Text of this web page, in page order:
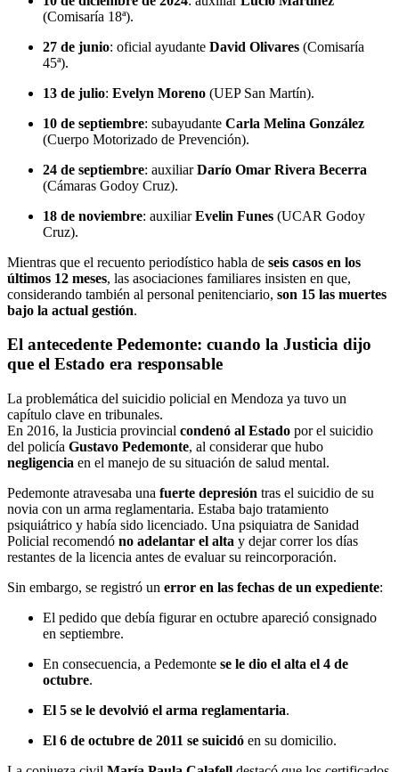
(Comisaría 18ª).
27 de junio: oficial ayudante David Olivares (Comisaría
45ª).
13 de julio: Evelyn Moreno (UEP San Martín).
10 de septiembre: subayudante Carla Melina González
(Cuerpo Motorizado de Prevención).
24 de septiembre: auxiliarDarío Omar Rivera Becerra
(Cámaras Godoy Cruz).
18 de noviembre: auxiliarEvelin Funes (UCAR Godoy
Cruz).
Mientras que el recuento periodístico habla de seis casos en los
últimos 12 meses, las asociaciones familiares insisten en que,
considerando también al personal penitenciario, son 15 las muertes
bajo la actual gestión.
El antecedente Pedemonte: cuando la Justicia dijo
que el Estado era responsable
La problemática del suicidio policial en Mendoza ya tuvo un
capítulo clave en tribunales.
En 2016, la Justicia provincial condenó al Estado por el suicidio
del policía Gustavo Pedemonte, al considerar que hubo
negligencia en el manejo de su situación de salud mental.
Pedemonte atravesaba una fuerte depresión tras el suicidio de su
novia con un arma reglamentaria. Estaba bajo tratamiento
psiquiátrico y había sido licenciado. Una psiquiatra de Sanidad
Policial recomendó no adelantar el alta y dejar correr los días
restantes de la licencia antes de evaluar su reincorporación.
Sin embargo, se registró un error en las fechas de un expediente:
El pedido que debía figurar en octubre apareció consignado
en septiembre.
En consecuencia, a Pedemonte se le dio el alta el 4 de
octubre.
El 5 se le devolvió el arma reglamentaria.
El 6 de octubre de 2011 se suicidó en su domicilio.